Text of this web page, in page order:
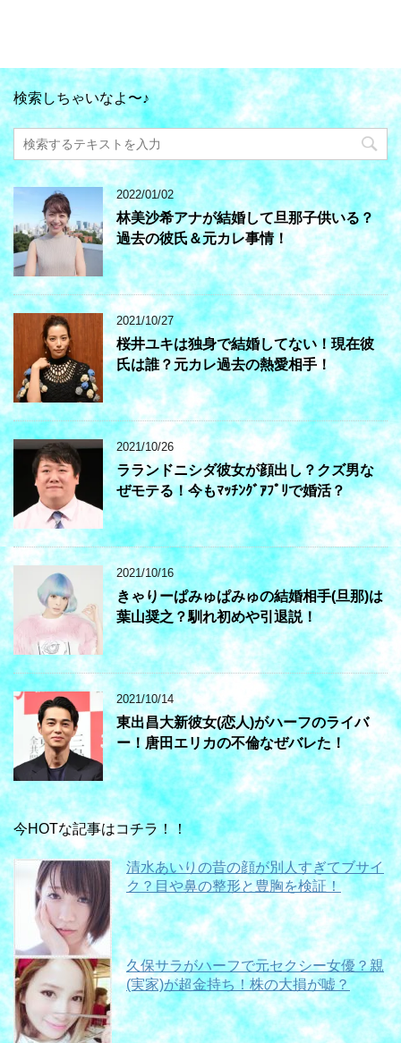
検索しちゃいなよ〜♪
2022/01/02
林美沙希アナが結婚して旦那子供いる？
過去の彼氏＆元カレ事情！
2021/10/27
桜井ユキは独身で結婚してない！現在彼
氏は誰？元カレ過去の熱愛相手！
2021/10/26
ラランドニシダ彼女が顔出し？クズ男な
ぜモテる！今もﾏｯﾁﾝｸﾞｱﾌﾟﾘで婚活？
2021/10/16
きゃりーぱみゅぱみゅの結婚相手(旦那)は
葉山奨之？馴れ初めや引退説！
2021/10/14
東出昌大新彼女(恋人)がハーフのライバ
ー！唐田エリカの不倫なぜバレた！
今HOTな記事はコチラ！！
清水あいりの昔の顔が別人すぎてブサイ
ク？目や鼻の整形と豊胸を検証！
久保サラがハーフで元セクシー女優？親
(実家)が超金持ち！株の大損が嘘？